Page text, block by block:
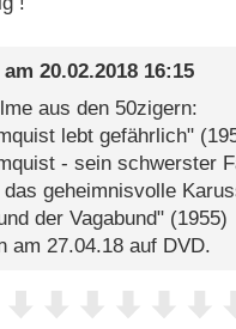
am20.02.2018 16:15
aus den 50zigern:
lebt gefährlich"
- sein schwerster
das geheimnisvolle
der Vagabund" (1955)
am 27.04.18 auf DVD.